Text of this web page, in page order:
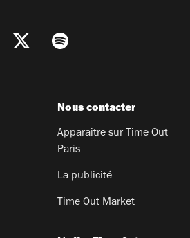
Nous contacter
Apparaitre sur Time Out
Paris
La publicité
Time Out Market